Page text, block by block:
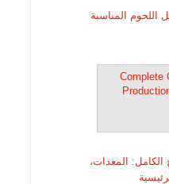
اللحوم المناسبة
المعدات،